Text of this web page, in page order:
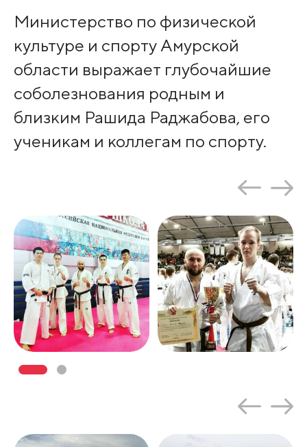
Министерство по физической
культуре и спорту Амурской
области выражает глубочайшие
соболезнования родным и
близким Рашида Раджабова, его
ученикам и коллегам по спорту.